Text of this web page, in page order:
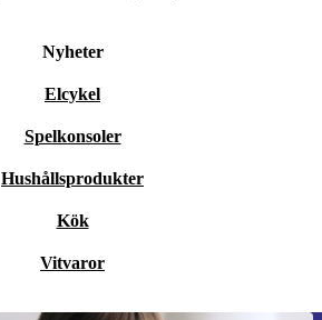
Nyheter
Elcykel
Spelkonsoler
Hushållsprodukter
Kök
Vitvaror